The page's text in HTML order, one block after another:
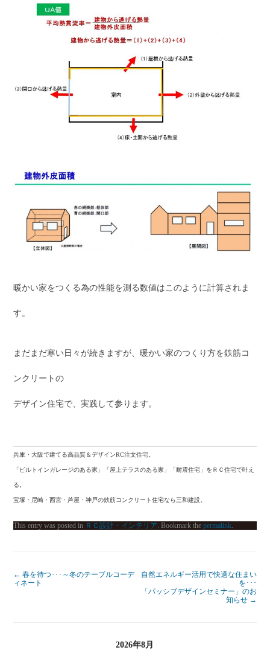
暖かい家をつくる為の性能を測る数値はこのように計算されま
す。
まだまだ寒い日々が続きますが、暖かい家のつくり方を鉄筋コ
ンクリートの
デザイン住宅で、実践して参ります。
兵庫・大阪で建てる高品質＆デザインRC注文住宅。
「ビルトインガレージのある家」「屋上テラスのある家」「耐震住宅」をＲＣ住宅で叶え
る。
宝塚・尼崎・西宮・芦屋・神戸の鉄筋コンクリート住宅なら三和建設。
This entry was posted in ＲＣ設計・インテリア . Bookmark thepermalink
← 春を待つ･･･～冬のテーブルコーデ
ィネート
自然エネルギー活用で快適な住まい
を･･･
「パッシブデザインセミナー」のお
知らせ →
2026年8月